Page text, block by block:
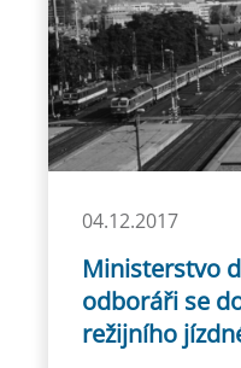
04.12.2017
Ministerstvo
odboráři se
režijního